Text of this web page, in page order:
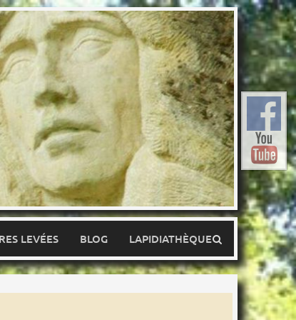
LEVÉES BLOG LAPIDIATHÈQUE